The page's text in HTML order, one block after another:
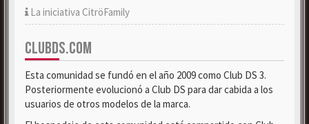
La iniciativa CitröFamily
CLUBDS.COM
Esta comunidad se fundó en el año 2009 como Club DS 3.
Posteriormente evolucionó a Club DS para dar cabida a los
usuarios de otros modelos de la marca.